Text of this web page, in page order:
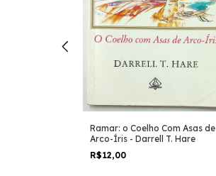
Ramar: o Coelho Com Asas de
Arco-Íris - Darrell T. Hare
R$12,00